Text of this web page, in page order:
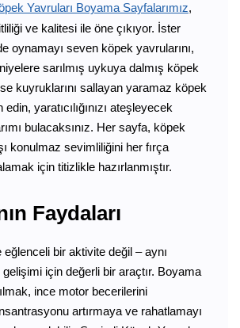
Yavruları Boyama Sayfalarımız,
ve kalitesi ile öne çıkıyor. İster
oynamayı seven köpek yavrularını,
sarılmış uykuya dalmış köpek
kuyruklarını sallayan yaramaz köpek
yaratıcılığınızı ateşleyecek
bulacaksınız. Her sayfa, köpek
konulmaz sevimliliğini her fırça
için titizlikle hazırlanmıştır.
Faydaları
bir aktivite değil – aynı
için değerli bir araçtır. Boyama
ince motor becerilerini
artırmaya ve rahatlamayı